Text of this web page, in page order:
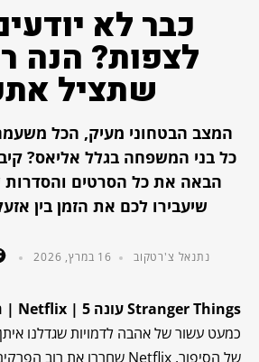
כבר לא
לצפות? הנה
שתציל
המצב הבטחוני מעיק, הכל
כל בני המשפחה בגלל אליאס?
הבאה את כל הסרטים
שיעבירו לכם את הזמן בין
נתנאל צ'רטקוב 16 במרץ, 2026
Stranger Things עונה 5 | Netflix | הגבלת גיל: 16+
כמעט עשור של אהבה לדמויות שגדלנו